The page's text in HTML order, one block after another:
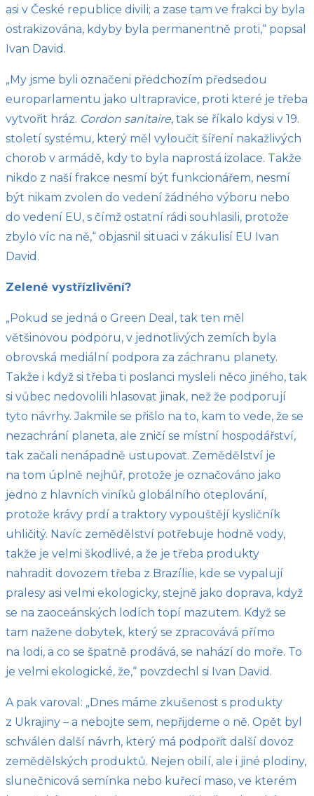
asi v České republice divili; a zase tam ve frakci by byla
ostrakizována, kdyby byla permanentně proti,“ popsal
Ivan David.
„My jsme byli označeni předchozím předsedou
europarlamentu jako ultrapravice, proti které je třeba
vytvořit hráz. Cordon sanitaire, tak se říkalo kdysi v 19.
století systému, který měl vyloučit šíření nakažlivých
chorob v armádě, kdy to byla naprostá izolace. Takže
nikdo z naší frakce nesmí být funkcionářem, nesmí
být nikam zvolen do vedení žádného výboru nebo
do vedení EU, s čímž ostatní rádi souhlasili, protože
zbylo víc na ně,“ objasnil situaci v zákulisí EU Ivan
David.
Zelené vystřízlivění?
„Pokud se jedná o Green Deal, tak ten měl
většinovou podporu, v jednotlivých zemích byla
obrovská mediální podpora za záchranu planety.
Takže i když si třeba ti poslanci mysleli něco jiného, tak
si vůbec nedovolili hlasovat jinak, než že podporují
tyto návrhy. Jakmile se přišlo na to, kam to vede, že se
nezachrání planeta, ale zničí se místní hospodářství,
tak začali nenápadně ustupovat. Zemědělství je
na tom úplně nejhůř, protože je označováno jako
jedno z hlavních viníků globálního oteplování,
protože krávy prdí a traktory vypouštějí kysličník
uhličitý. Navíc zemědělství potřebuje hodně vody,
takže je velmi škodlivé, a že je třeba produkty
nahradit dovozem třeba z Brazílie, kde se vypalují
pralesy asi velmi ekologicky, stejně jako doprava, když
se na zaoceánských lodích topí mazutem. Když se
tam nažene dobytek, který se zpracovává přímo
na lodi, a co se špatně prodává, se nahází do moře. To
je velmi ekologické, že,“ povzdechl si Ivan David.
A pak varoval: „Dnes máme zkušenost s produkty
z Ukrajiny – a nebojte sem, nepřijdeme o ně. Opět byl
schválen další návrh, který má podpořit další dovoz
zemědělských produktů. Nejen obilí, ale i jiné plodiny,
slunečnicová semínka nebo kuřecí maso, ve kterém